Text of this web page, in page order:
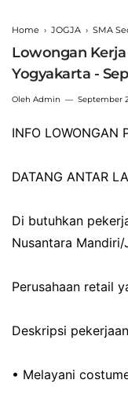
Home › JOGJA › SMA
Lowongan Kerja
Yogyakarta -
Oleh Admin September
INFO LOWONGAN
DATANG ANTAR
Di butuhkan
Nusantara
Perusahaan retail
Deskripsi
• Melayani